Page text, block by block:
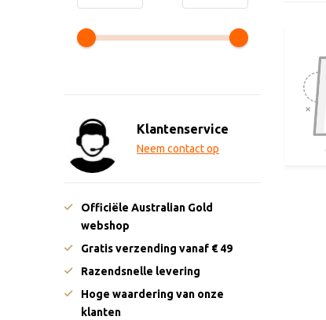
Klantenservice
Neem contact op
Officiële Australian Gold
webshop
Gratis verzending vanaf € 49
Razendsnelle levering
Hoge waardering van onze
klanten